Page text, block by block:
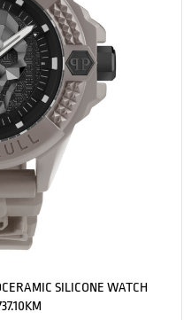
SILICONE WATCH
KM